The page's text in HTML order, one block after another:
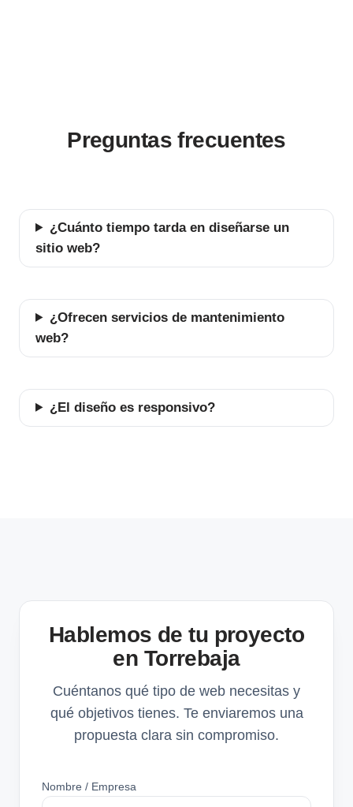
Preguntas frecuentes
¿Cuánto tiempo tarda en diseñarse un
sitio web?
¿Ofrecen servicios de mantenimiento
web?
¿El diseño es responsivo?
Hablemos de tu proyecto
en Torrebaja
Cuéntanos qué tipo de web necesitas y
qué objetivos tienes. Te enviaremos una
propuesta clara sin compromiso.
Nombre / Empresa